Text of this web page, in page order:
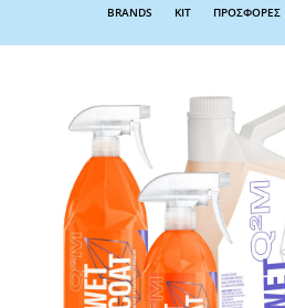
BRANDS KIT ΠΡΟΣΦΟΡΕΣ